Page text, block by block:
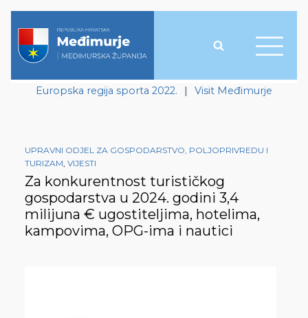
Europska regija sporta 2022. | Visit Međimurje
UPRAVNI ODJEL ZA GOSPODARSTVO, POLJOPRIVREDU I
TURIZAM, VIJESTI
Za konkurentnost turističkog
gospodarstva u 2024. godini 3,4
milijuna € ugostiteljima, hotelima,
kampovima, OPG-ima i nautici